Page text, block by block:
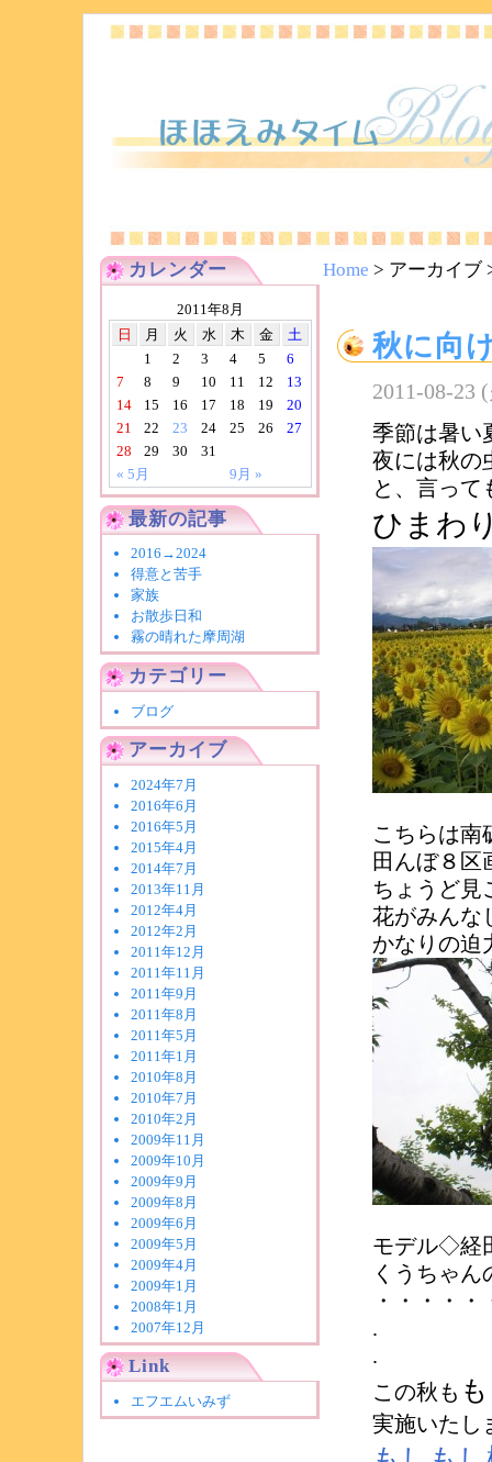
Home > アーカイブ
秋に向
2011-08-23
季節は暑い
夜には秋の
と、言って
ひまわ
こちらは南
田んぼ８区
ちょうど見
花がみんな
かなりの迫
モデル◇経
くうちゃん
・・・・
.
.
この秋も
実施いたし
カレンダー
2011年8月
日
月 火 水 木 金 土
« 5月 9月 »
1 2 3 4 5
6
7
8 9 10 11 12
13
14
15 16 17 18 19
20
21
22 23 24 25 26
27
28
29 30 31
最新の記事
2016→2024
得意と苦手
家族
お散歩日和
霧の晴れた摩周湖
カテゴリー
ブログ
アーカイブ
2024年7月
2016年6月
2016年5月
2015年4月
2014年7月
2013年11月
2012年4月
2012年2月
2011年12月
2011年11月
2011年9月
2011年8月
2011年5月
2011年1月
2010年8月
2010年7月
2010年2月
2009年11月
2009年10月
2009年9月
2009年8月
2009年6月
2009年5月
2009年4月
2009年1月
2008年1月
2007年12月
Link
エフエムいみず